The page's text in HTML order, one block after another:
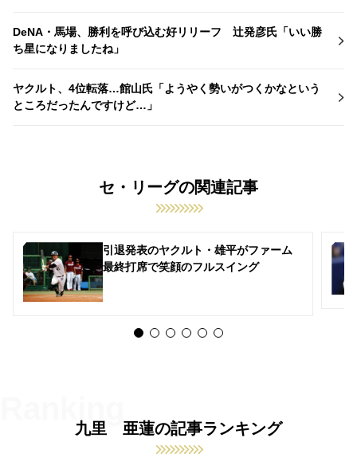
DeNA・馬場、勝利を呼び込む好リリーフ 辻発彦氏「いい勝
ち星になりましたね」
ヤクルト、4位転落…館山氏「ようやく勢いがつくかなという
ところだったんですけど…」
セ・リーグの関連記事
引退発表のヤクルト・雄平がファーム
最終打席で笑顔のフルスイング
九里 亜蓮の記事ランキング